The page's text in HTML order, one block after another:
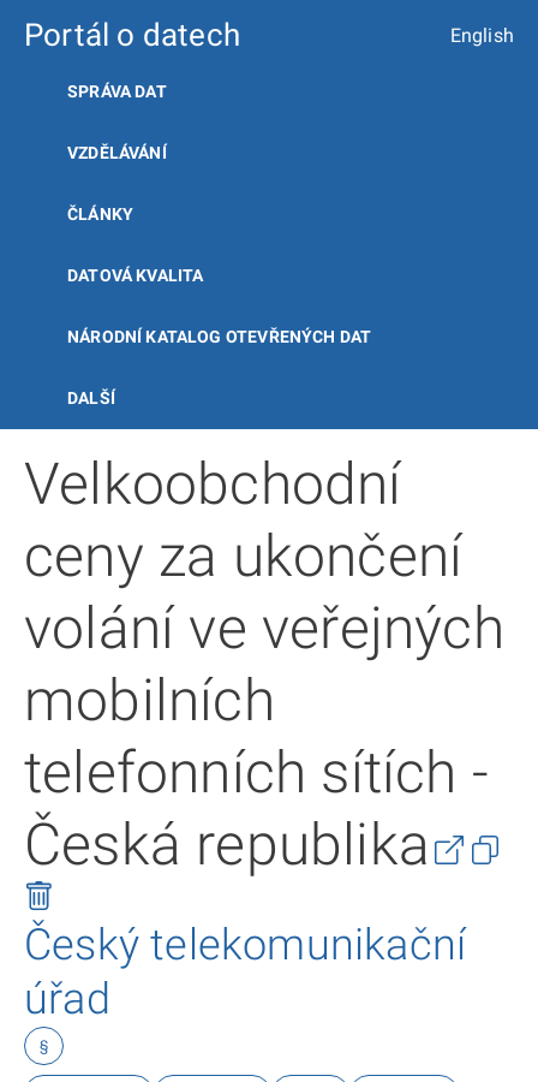
Portál o datech English
SPRÁVA DAT
VZDĚLÁVÁNÍ
ČLÁNKY
DATOVÁ KVALITA
NÁRODNÍ KATALOG OTEVŘENÝCH DAT
DALŠÍ
Velkoobchodní
ceny za ukončení
volání ve veřejných
mobilních
telefonních sítích -
Česká republika
Český telekomunikační
úřad
§